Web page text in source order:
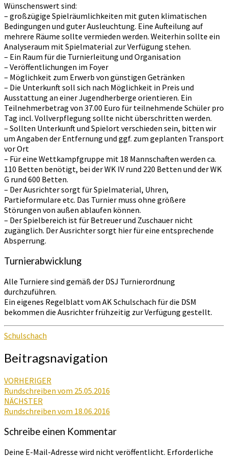
Wünschenswert sind:
– großzügige Spielräumlichkeiten mit guten klimatischen
Bedingungen und guter Ausleuchtung. Eine Aufteilung auf
mehrere Räume sollte vermieden werden. Weiterhin sollte ein
Analyseraum mit Spielmaterial zur Verfügung stehen.
– Ein Raum für die Turnierleitung und Organisation
– Veröffentlichungen im Foyer
– Möglichkeit zum Erwerb von günstigen Getränken
– Die Unterkunft soll sich nach Möglichkeit in Preis und
Ausstattung an einer Jugendherberge orientieren. Ein
Teilnehmerbetrag von 37.00 Euro für teilnehmende Schüler pro
Tag incl. Vollverpflegung sollte nicht überschritten werden.
– Sollten Unterkunft und Spielort verschieden sein, bitten wir
um Angaben der Entfernung und ggf. zum geplanten Transport
vor Ort
– Für eine Wettkampfgruppe mit 18 Mannschaften werden ca.
110 Betten benötigt, bei der WK IV rund 220 Betten und der WK
G rund 600 Betten.
– Der Ausrichter sorgt für Spielmaterial, Uhren,
Partieformulare etc. Das Turnier muss ohne größere
Störungen von außen ablaufen können.
– Der Spielbereich ist für Betreuer und Zuschauer nicht
zugänglich. Der Ausrichter sorgt hier für eine entsprechende
Absperrung.
Turnierabwicklung
Alle Turniere sind gemäß der DSJ Turnierordnung
durchzuführen.
Ein eigenes Regelblatt vom AK Schulschach für die DSM
bekommen die Ausrichter frühzeitig zur Verfügung gestellt.
Schulschach
Beitragsnavigation
VORHERIGER
Rundschreiben vom 25.05.2016
NÄCHSTER
Rundschreiben vom 18.06.2016
Schreibe einen Kommentar
Deine E-Mail-Adresse wird nicht veröffentlicht. Erforderliche